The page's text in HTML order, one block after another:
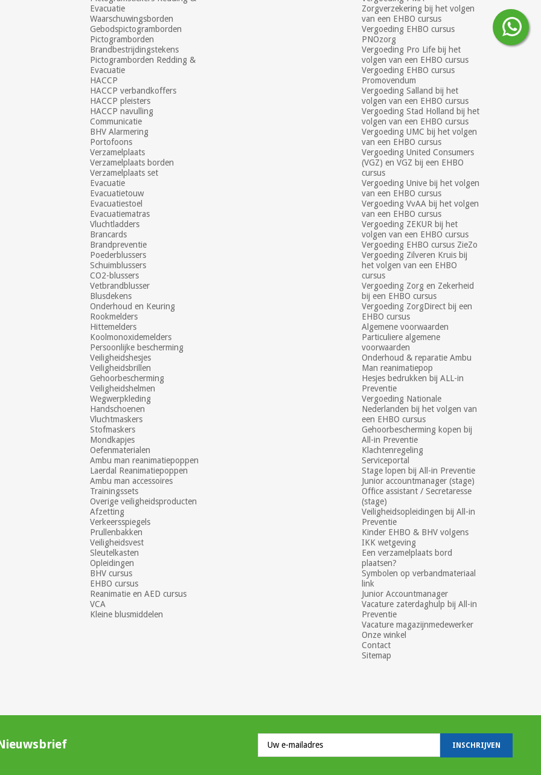
Evacuatie
Waarschuwingsborden
Gebodspictogramborden
Pictogramborden
Brandbestrijdingstekens
Pictogramborden Redding &
Evacuatie
HACCP
HACCP verbandkoffers
HACCP pleisters
HACCP navulling
Communicatie
BHV Alarmering
Portofoons
Verzamelplaats
Verzamelplaats borden
Verzamelplaats set
Evacuatie
Evacuatietouw
Evacuatiestoel
Evacuatiematras
Vluchtladders
Brancards
Brandpreventie
Poederblussers
Schuimblussers
CO2-blussers
Vetbrandblusser
Blusdekens
Onderhoud en Keuring
Rookmelders
Hittemelders
Koolmonoxidemelders
Persoonlijke bescherming
Veiligheidshesjes
Veiligheidsbrillen
Gehoorbescherming
Veiligheidshelmen
Wegwerpkleding
Handschoenen
Vluchtmaskers
Stofmaskers
Mondkapjes
Oefenmaterialen
Ambu man reanimatiepoppen
Laerdal Reanimatiepoppen
Ambu man accessoires
Trainingssets
Overige veiligheidsproducten
Afzetting
Verkeersspiegels
Prullenbakken
Veiligheidsvest
Sleutelkasten
Opleidingen
BHV cursus
EHBO cursus
Reanimatie en AED cursus
VCA
Kleine blusmiddelen
Zorgverzekering bij het volgen
van een EHBO cursus
Vergoeding EHBO cursus
PNOzorg
Vergoeding Pro Life bij het
volgen van een EHBO cursus
Vergoeding EHBO cursus
Promovendum
Vergoeding Salland bij het
volgen van een EHBO cursus
Vergoeding Stad Holland bij het
volgen van een EHBO cursus
Vergoeding UMC bij het volgen
van een EHBO cursus
Vergoeding United Consumers
(VGZ) en VGZ bij een EHBO
cursus
Vergoeding Unive bij het volgen
van een EHBO cursus
Vergoeding VvAA bij het volgen
van een EHBO cursus
Vergoeding ZEKUR bij het
volgen van een EHBO cursus
Vergoeding EHBO cursus ZieZo
Vergoeding Zilveren Kruis bij
het volgen van een EHBO
cursus
Vergoeding Zorg en Zekerheid
bij een EHBO cursus
Vergoeding ZorgDirect bij een
EHBO cursus
Algemene voorwaarden
Particuliere algemene
voorwaarden
Onderhoud & reparatie Ambu
Man reanimatiepop
Hesjes bedrukken bij ALL-in
Preventie
Vergoeding Nationale
Nederlanden bij het volgen van
een EHBO cursus
Gehoorbescherming kopen bij
All-in Preventie
Klachtenregeling
Serviceportal
Stage lopen bij All-in Preventie
Junior accountmanager (stage)
Office assistant / Secretaresse
(stage)
Veiligheidsopleidingen bij All-in
Preventie
Kinder EHBO & BHV volgens
IKK wetgeving
Een verzamelplaats bord
plaatsen?
Symbolen op verbandmateriaal
link
Junior Accountmanager
Vacature zaterdaghulp bij All-in
Preventie
Vacature magazijnmedewerker
Onze winkel
Contact
Sitemap